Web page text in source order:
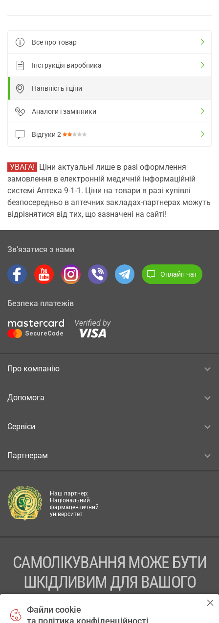
Все про товар
Інструкція виробника
Наявність і ціни
Аналоги і замінники
Відгуки 2
УВАГА! Ціни актуальні лише в разі оформлення
замовлення в електронній медичній інформаційній
системі Аптека 9-1-1. Ціни на товари в разі купівлі
безпосередньо в аптечних закладах-партнерах можуть
відрізнятися від тих, що зазначені на сайті!
Зв’язатися з нами
Онлайн чат
Безпека платежів
Про компанію
Допомога
Сервіси
Партнерам
Наш партнер:
Національний
фармацевтичний
університет
САМОЛІКУВАННЯ МОЖЕ БУТИ
ШКІДЛИВИМ ДЛЯ ВАШОГО
Файли cookie
та політика конфіденційності